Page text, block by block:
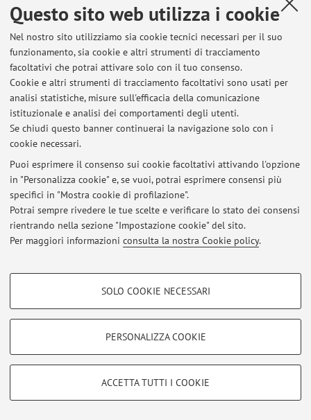
Questo sito web utilizza i cookie
Nel nostro sito utilizziamo sia cookie tecnici necessari per il suo
funzionamento, sia cookie e altri strumenti di tracciamento
facoltativi che potrai attivare solo con il tuo consenso.
Cookie e altri strumenti di tracciamento facoltativi sono usati per
analisi statistiche, misure sull'efficacia della comunicazione
istituzionale e analisi dei comportamenti degli utenti.
Se chiudi questo banner continuerai la navigazione solo con i
cookie necessari.
Puoi esprimere il consenso sui cookie facoltativi attivando l'opzione
in "Personalizza cookie" e, se vuoi, potrai esprimere consensi più
specifici in "Mostra cookie di profilazione".
Potrai sempre rivedere le tue scelte e verificare lo stato dei consensi
rientrando nella sezione "Impostazione cookie" del sito.
Per maggiori informazioni consulta la nostra Cookie policy.
COOKIE DI PROFILAZIONE - FACOLTATIVI
COOKIE TECNICI - NECESSARI
Si tratta di cookie tecnici utilizzati, a titolo esemplificativo, per il corretto
SOLO COOKIE NECESSARI
PERSONALIZZA COOKIE
ACCETTA TUTTI I COOKIE
Contatti
E-mail: sofia.zantedeschi2@unibo.it
Dipartimento di Scienze e Tecnologie Agro-Alimentari
Viale Fanin 50, Bologna -Vai alla mappa
Ultimi avvisi
Al momento non sono presenti avvisi.
Accedi tramiteloginper gestire tutti i contenuti del sito.
© 2026 - ALMA MATER STUDIORUM - Università di Bologna - Via
Zamboni, 33 - 40126 Bologna - Partita IVA: 01131710376